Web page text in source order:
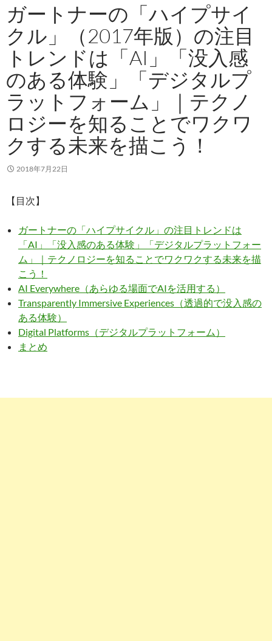
ガートナーの「ハイプサイ
クル」（2017年版）の注目
トレンドは「AI」「没入感
のある体験」「デジタルプ
ラットフォーム」｜テクノ
ロジーを知ることでワクワ
クする未来を描こう！
2018年7月22日
【目次】
ガートナーの「ハイプサイクル」の注目トレンドは
「AI」「没入感のある体験」「デジタルプラットフォー
ム」｜テクノロジーを知ることでワクワクする未来を描
こう！
AI Everywhere（あらゆる場面でAIを活用する）
Transparently Immersive Experiences（透過的で没入感の
ある体験）
Digital Platforms（デジタルプラットフォーム）
まとめ